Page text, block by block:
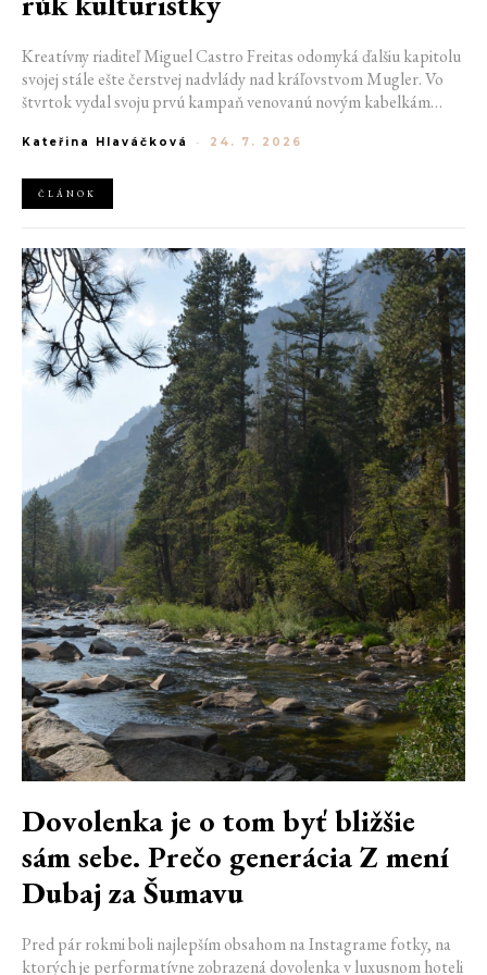
Kreatívny riaditeľ Miguel Castro Freitas odomyká ďalšiu kapitolu
svojej stále ešte čerstvej nadvlády nad kráľovstvom Mugler. Vo
štvrtok vydal svoju prvú kampaň venovanú novým kabelkám
návrhár do módneho domu prišiel. Umne kombinuje výrazy
podobu ženskosti.
Kateřina Hlaváčková - 24. 7. 2026
ČLÁNOK
Dovolenka je o tom byť bližšie
sám sebe. Prečo generácia Z mení
Dubaj za Šumavu
Pred pár rokmi boli najlepším obsahom na Instagrame fotky, na
ktorých je performatívne zobrazená dovolenka v luxusnom hoteli